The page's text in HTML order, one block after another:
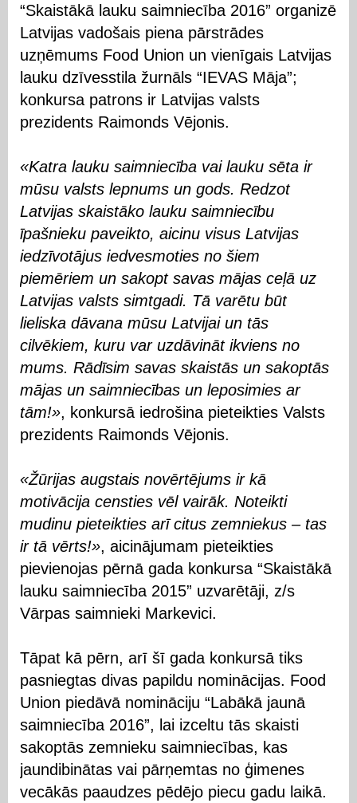
“Skaistākā lauku saimniecība 2016” organizē
Latvijas vadošais piena pārstrādes
uzņēmums Food Union un vienīgais Latvijas
lauku dzīvesstila žurnāls “IEVAS Māja”;
konkursa patrons ir Latvijas valsts
prezidents Raimonds Vējonis.
«Katra lauku saimniecība vai lauku sēta ir
mūsu valsts lepnums un gods. Redzot
Latvijas skaistāko lauku saimniecību
īpašnieku paveikto, aicinu visus Latvijas
iedzīvotājus iedvesmoties no šiem
piemēriem un sakopt savas mājas ceļā uz
Latvijas valsts simtgadi. Tā varētu būt
lieliska dāvana mūsu Latvijai un tās
cilvēkiem, kuru var uzdāvināt ikviens no
mums. Rādīsim savas skaistās un sakoptās
mājas un saimniecības un leposimies ar
tām!», konkursā iedrošina pieteikties Valsts
prezidents Raimonds Vējonis.
«Žūrijas augstais novērtējums ir kā
motivācija censties vēl vairāk. Noteikti
mudinu pieteikties arī citus zemniekus – tas
ir tā vērts!», aicinājumam pieteikties
pievienojas pērnā gada konkursa “Skaistākā
lauku saimniecība 2015” uzvarētāji, z/s
Vārpas saimnieki Markevici.
Tāpat kā pērn, arī šī gada konkursā tiks
pasniegtas divas papildu nominācijas. Food
Union piedāvā nomināciju “Labākā jaunā
saimniecība 2016”, lai izceltu tās skaisti
sakoptās zemnieku saimniecības, kas
jaundibinātas vai pārņemtas no ģimenes
vecākās paaudzes pēdējo piecu gadu laikā.